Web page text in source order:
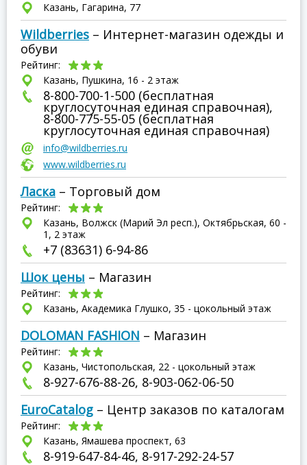
Казань, Гагарина, 77
Wildberries – Интернет-магазин одежды и
обуви
Рейтинг:
Казань, Пушкина, 16 - 2 этаж
8-800-700-1-500 (бесплатная
круглосуточная единая справочная),
8-800-775-55-05 (бесплатная
круглосуточная единая справочная)
info@wildberries.ru
www.wildberries.ru
Ласка – Торговый дом
Рейтинг:
Казань, Волжск (Марий Эл респ.), Октябрьская, 60 -
1, 2 этаж
+7 (83631) 6-94-86
Шок цены – Магазин
Рейтинг:
Казань, Академика Глушко, 35 - цокольный этаж
DOLOMAN FASHION – Магазин
Рейтинг:
Казань, Чистопольская, 22 - цокольный этаж
8-927-676-88-26, 8-903-062-06-50
EuroCatalog – Центр заказов по каталогам
Рейтинг:
Казань, Ямашева проспект, 63
8-919-647-84-46, 8-917-292-24-57